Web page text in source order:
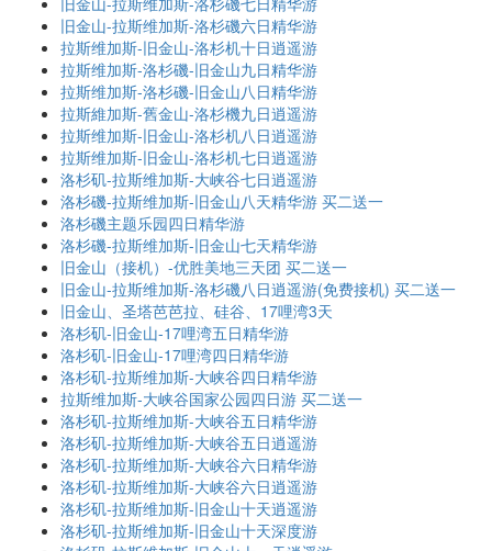
旧金山-拉斯维加斯-洛杉磯六日精华游
拉斯维加斯-旧金山-洛杉机十日逍遥游
拉斯维加斯-洛杉磯-旧金山九日精华游
拉斯维加斯-洛杉磯-旧金山八日精华游
拉斯維加斯-舊金山-洛杉機九日逍遥游
拉斯维加斯-旧金山-洛杉机八日逍遥游
拉斯维加斯-旧金山-洛杉机七日逍遥游
洛杉矶-拉斯维加斯-大峡谷七日逍遥游
洛杉磯-拉斯维加斯-旧金山八天精华游 买二送一
洛杉磯主题乐园四日精华游
洛杉磯-拉斯维加斯-旧金山七天精华游
旧金山（接机）-优胜美地三天团 买二送一
旧金山-拉斯维加斯-洛杉磯八日逍遥游(免费接机) 买二送一
旧金山、圣塔芭芭拉、硅谷、17哩湾3天
洛杉矶-旧金山-17哩湾五日精华游
洛杉矶-旧金山-17哩湾四日精华游
洛杉矶-拉斯维加斯-大峡谷四日精华游
拉斯维加斯-大峡谷国家公园四日游 买二送一
洛杉矶-拉斯维加斯-大峡谷五日精华游
洛杉矶-拉斯维加斯-大峡谷五日逍遥游
洛杉矶-拉斯维加斯-大峡谷六日精华游
洛杉矶-拉斯维加斯-大峡谷六日逍遥游
洛杉矶-拉斯维加斯-旧金山十天逍遥游
洛杉矶-拉斯维加斯-旧金山十天深度游